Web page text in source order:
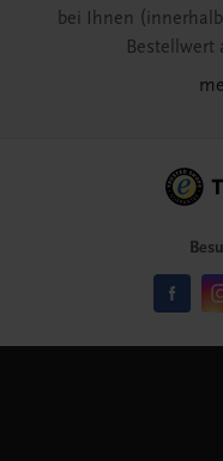
bei Ihnen
Bestellwert